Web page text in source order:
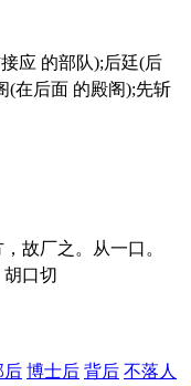
(在后面 的殿阁);先斩
口切
后 博士后 背后 不落人